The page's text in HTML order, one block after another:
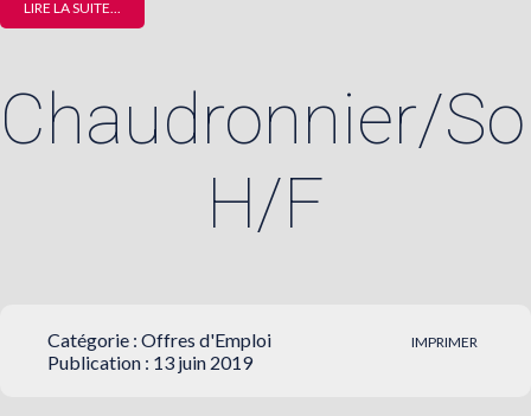
LIRE LA SUITE...
Chaudronnier/
H/F
IMPRIMER
Catégorie : Offres d'Emploi
Publication : 13 juin 2019